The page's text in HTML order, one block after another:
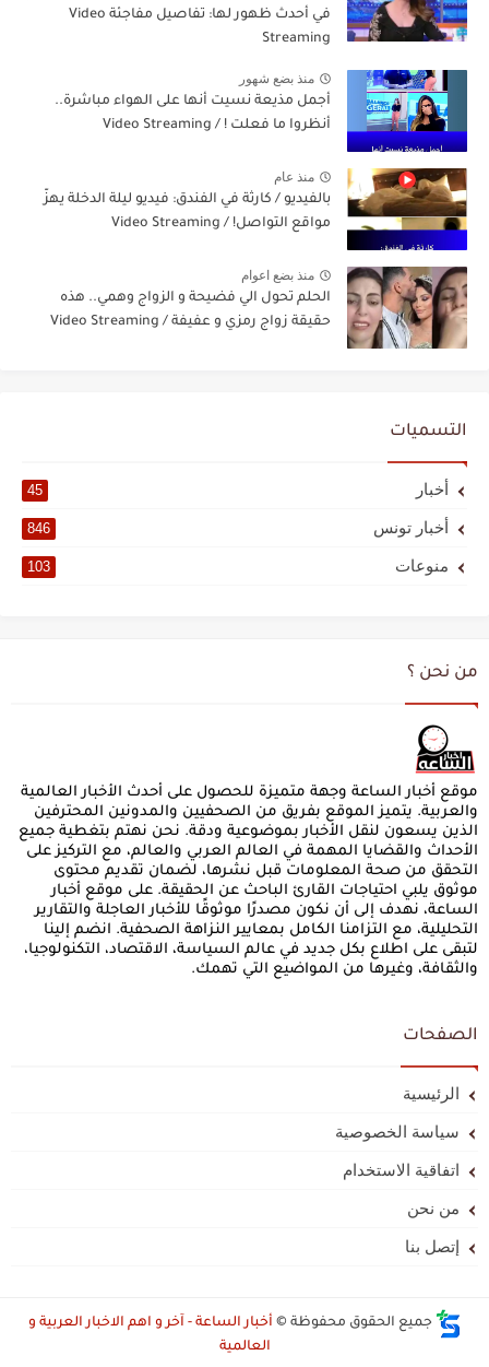
في أحدث ظهور لها: تفاصيل مفاجئة Video
Streaming
منذ بضع شهور
أجمل مذيعة نسيت أنها على الهواء مباشرة..
أنظروا ما فعلت ! / Video Streaming
منذ عام
بالفيديو / كارثة في الفندق: فيديو ليلة الدخلة يهزّ
مواقع التواصل! / Video Streaming
منذ بضع اعوام
الحلم تحول الي فضيحة و الزواج وهمي.. هذه
حقيقة زواج رمزي و عفيفة / Video Streaming
التسميات
أخبار 45
أخبار تونس 846
منوعات 103
من نحن ؟
موقع أخبار الساعة وجهة متميزة للحصول على أحدث الأخبار العالمية
والعربية. يتميز الموقع بفريق من الصحفيين والمدونين المحترفين
الذين يسعون لنقل الأخبار بموضوعية ودقة. نحن نهتم بتغطية جميع
الأحداث والقضايا المهمة في العالم العربي والعالم، مع التركيز على
التحقق من صحة المعلومات قبل نشرها، لضمان تقديم محتوى
موثوق يلبي احتياجات القارئ الباحث عن الحقيقة. على موقع أخبار
الساعة، نهدف إلى أن نكون مصدرًا موثوقًا للأخبار العاجلة والتقارير
التحليلية، مع التزامنا الكامل بمعايير النزاهة الصحفية. انضم إلينا
لتبقى على اطلاع بكل جديد في عالم السياسة، الاقتصاد، التكنولوجيا،
والثقافة، وغيرها من المواضيع التي تهمك.
الصفحات
الرئيسية
سياسة الخصوصية
اتفاقية الاستخدام
من نحن
إتصل بنا
جميع الحقوق محفوظة © أخبار الساعة - آخر و اهم الاخبار العربية و
العالمية